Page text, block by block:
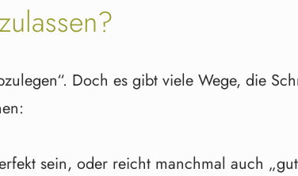
Doch es gibt viele Wege, die
sein, oder reicht manchmal auch „gut